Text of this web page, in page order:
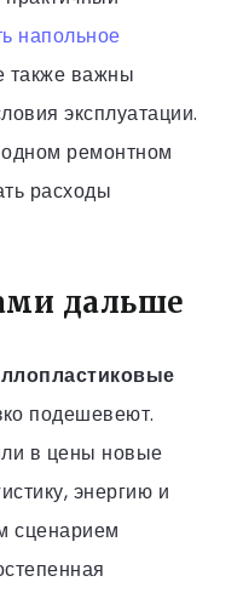
напольное
также важны
эксплуатации.
ремонтном
расходы
дальше
подешевеют.
в цены новые
энергию и
сценарием